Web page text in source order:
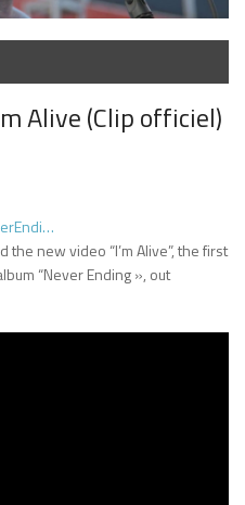
Alive (Clip officiel)
new video “I’m Alive”, the first
“Never Ending », out